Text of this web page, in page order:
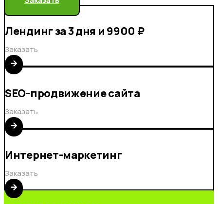
Лендинг за 3 дня и 9900 ₽
Заказать
SEO-продвижение сайта
Заказать
Интернет-маркетинг
Заказать